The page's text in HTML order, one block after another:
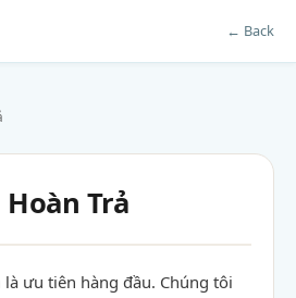
← Back
Hoàn Trả
ưu tiên hàng đầu. Chúng tôi